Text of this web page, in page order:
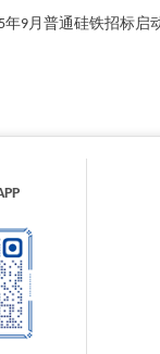
9月普通硅铁招标启